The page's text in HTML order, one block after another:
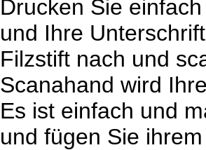
Drucken Sie
und Ihre
Filzstift nach und
Scanahand wird
Es ist einfach und
und fügen Sie